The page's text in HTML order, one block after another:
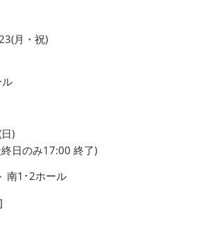
月・祝)
ル
)
日のみ17:00 終了)
南1･2ホール